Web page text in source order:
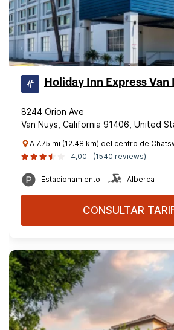
Holiday Inn Express Van
8244 Orion Ave
Van Nuys, California 91406, United
A 7.75 mi (12.48 km) del centro de
4,00
(1540 reviews)
Estacionamiento Alberca
CONSULTAR